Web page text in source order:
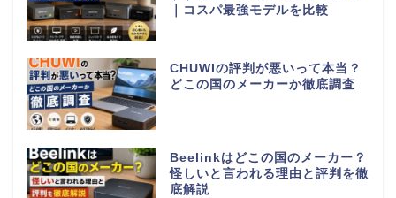
｜コスパ最強モデルを比較
CHUWIの評判が悪いって本当？
どこの国のメーカーか徹底調査
Beelinkはどこの国のメーカー？
怪しいと言われる理由と評判を徹
底解説